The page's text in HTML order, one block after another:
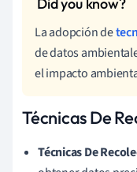
La adopción de
de datos
el impacto
Técnicas De
Técnicas De